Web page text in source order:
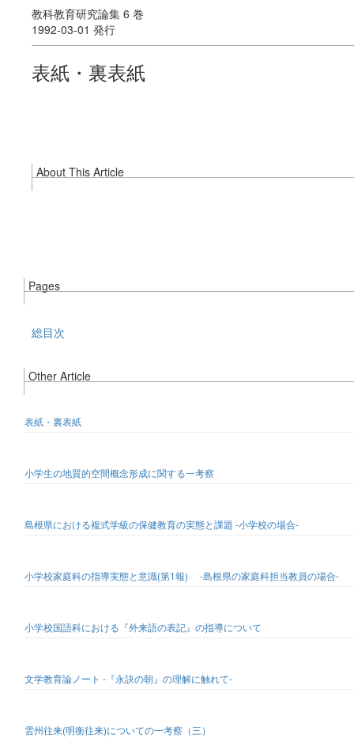
教科教育研究論集 6 巻
1992-03-01 発行
表紙・裏表紙
About This Article
Pages
総目次
Other Article
表紙・裏表紙
小学生の地質的空間概念形成に関する一考察
島根県における複式学級の保健教育の実態と課題 -小学校の場合-
小学校家庭科の指導実態と意識(第1報) -島根県の家庭科担当教員の場合-
小学校国語科における『外来語の表記』の指導について
文学教育論ノート -『永訣の朝』の理解に触れて-
雲州往来(明衡往来)についての一考察（三）